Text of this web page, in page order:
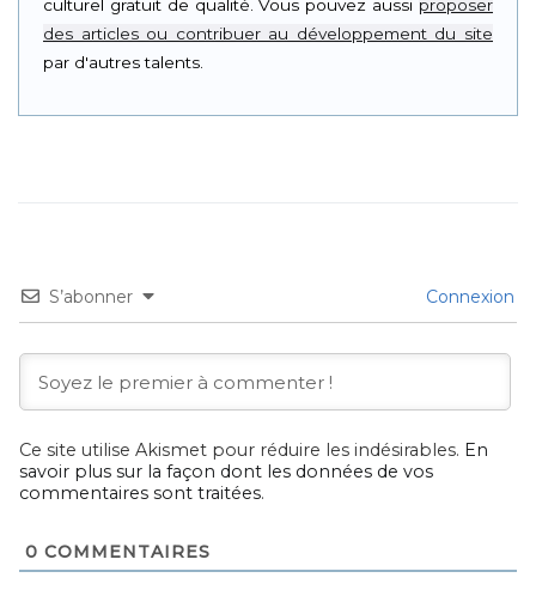
culturel gratuit de qualité. Vous pouvez aussi proposer
des articles ou contribuer au développement du site
par d'autres talents.
S’abonner Connexion
Ce site utilise Akismet pour réduire les indésirables. En
savoir plus sur la façon dont les données de vos
commentaires sont traitées.
0 COMMENTAIRES